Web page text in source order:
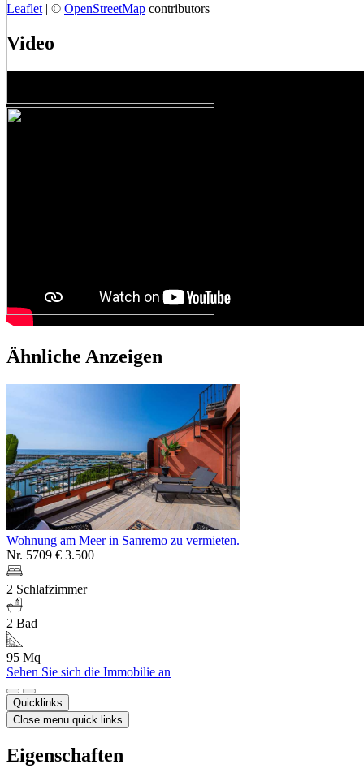
Leaflet | © OpenStreetMap contributors
Video
Ähnliche Anzeigen
Wohnung am Meer in Sanremo zu vermieten.
Nr. 5709 € 3.500
2 Schlafzimmer
2 Bad
95 Mq
Sehen Sie sich die Immobilie an
Quicklinks
Close menu quick links
Eigenschaften